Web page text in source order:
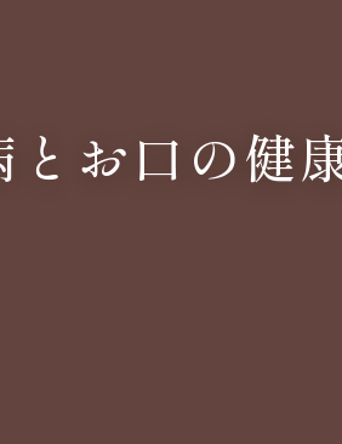
お口の健